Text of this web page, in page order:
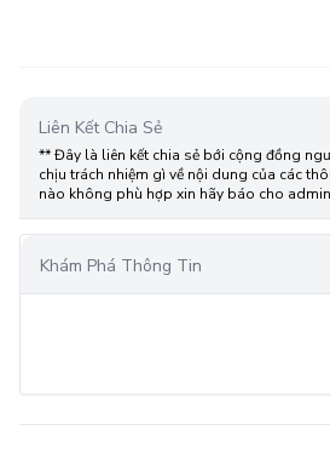
Liên Kết Chia Sẻ
** Đây là liên kết chia sẻ bới cộng đồng
chịu trách nhiệm gì về nội dung của các
nào không phù hợp xin hãy báo cho
Khám Phá Thông Tin